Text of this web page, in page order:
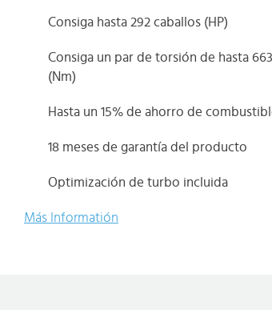
Consiga hasta 292 caballos (HP)
Consiga un par de torsión de hasta 663
(Nm)
Hasta un 15% de ahorro de
18 meses de garantía del producto
Optimización de turbo incluida
Más Informatión